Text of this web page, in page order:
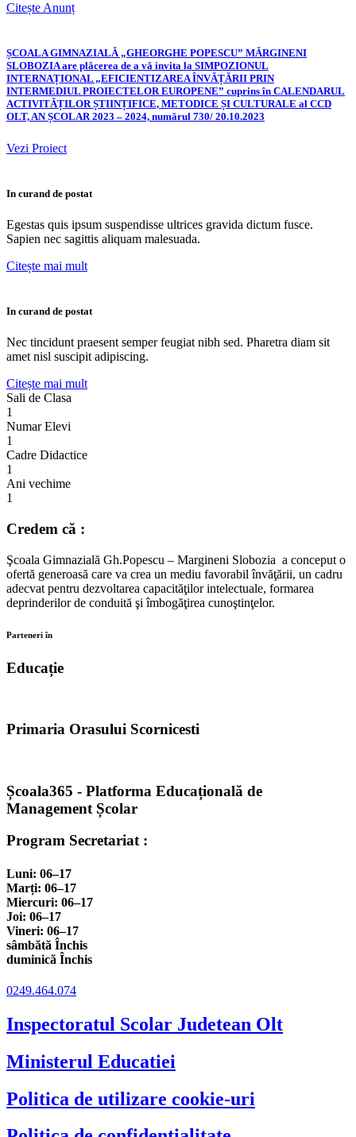
Citește Anunț
ȘCOALA GIMNAZIALĂ „GHEORGHE POPESCU” MĂRGINENI
SLOBOZIA are plăcerea de a vă invita la SIMPOZIONUL
INTERNAȚIONAL „EFICIENTIZAREA ÎNVĂȚĂRII PRIN
INTERMEDIUL PROIECTELOR EUROPENE” cuprins în CALENDARUL
ACTIVITĂȚILOR ȘTIINȚIFICE, METODICE ȘI CULTURALE al CCD
OLT, AN ȘCOLAR 2023 – 2024, numărul 730/ 20.10.2023
Vezi Proiect
In curand de postat
Egestas quis ipsum suspendisse ultrices gravida dictum fusce.
Sapien nec sagittis aliquam malesuada.
Citește mai mult
In curand de postat
Nec tincidunt praesent semper feugiat nibh sed. Pharetra diam sit
amet nisl suscipit adipiscing.
Citește mai mult
Sali de Clasa
1
Numar Elevi
1
Cadre Didactice
1
Ani vechime
1
Credem că :
Şcoala Gimnazială Gh.Popescu – Margineni Slobozia a conceput o
ofertă generoasă care va crea un mediu favorabil învăţării, un cadru
adecvat pentru dezvoltarea capacităţilor intelectuale, formarea
deprinderilor de conduită şi îmbogăţirea cunoştinţelor.
Parteneri în
Educație
Primaria Orasului Scornicesti
Școala365 - Platforma Educațională de
Management Școlar
Program Secretariat :
Luni: 06–17
Marți: 06–17
Miercuri: 06–17
Joi: 06–17
Vineri: 06–17
sâmbătă Închis
duminică Închis
0249.464.074
Inspectoratul Scolar Judetean Olt
Ministerul Educatiei
Politica de utilizare cookie-uri